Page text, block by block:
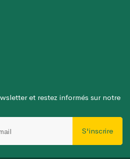
et restez informés sur notre
S'inscrire